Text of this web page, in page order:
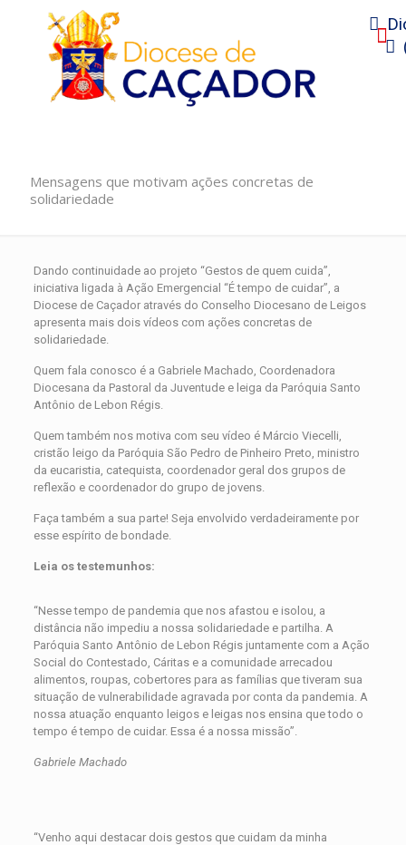
Mensagens que motivam ações concretas de
solidariedade
Dando continuidade ao projeto “Gestos de quem cuida”,
iniciativa ligada à Ação Emergencial “É tempo de cuidar”, a
Diocese de Caçador através do Conselho Diocesano de Leigos
apresenta mais dois vídeos com ações concretas de
solidariedade.
Quem fala conosco é a Gabriele Machado, Coordenadora
Diocesana da Pastoral da Juventude e leiga da Paróquia Santo
Antônio de Lebon Régis.
Quem também nos motiva com seu vídeo é Márcio Viecelli,
cristão leigo da Paróquia São Pedro de Pinheiro Preto, ministro
da eucaristia, catequista, coordenador geral dos grupos de
reflexão e coordenador do grupo de jovens.
Faça também a sua parte! Seja envolvido verdadeiramente por
esse espírito de bondade.
Leia os testemunhos:
“Nesse tempo de pandemia que nos afastou e isolou, a
distância não impediu a nossa solidariedade e partilha. A
Paróquia Santo Antônio de Lebon Régis juntamente com a Ação
Social do Contestado, Cáritas e a comunidade arrecadou
alimentos, roupas, cobertores para as famílias que tiveram sua
situação de vulnerabilidade agravada por conta da pandemia. A
nossa atuação enquanto leigos e leigas nos ensina que todo o
tempo é tempo de cuidar. Essa é a nossa missão”.
Gabriele Machado
“Venho aqui destacar dois gestos que cuidam da minha